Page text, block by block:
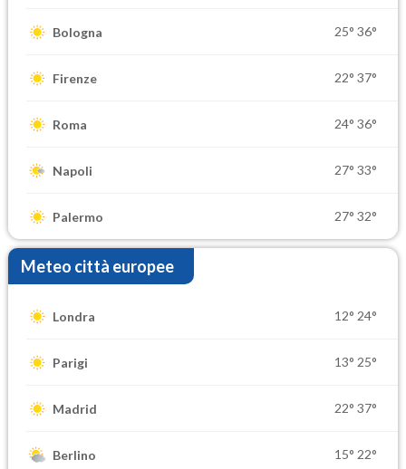
Bologna 25° 36°
Firenze 22° 37°
Roma 24° 36°
Napoli 27° 33°
Palermo 27° 32°
Meteo città europee
Londra 12° 24°
Parigi 13° 25°
Madrid 22° 37°
Berlino 15° 22°